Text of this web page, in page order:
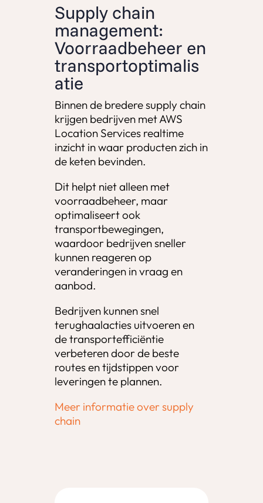
Supply chain
management:
Voorraadbeheer en
transportoptimalis
atie
Binnen de bredere supply chain
krijgen bedrijven met AWS
Location Services realtime
inzicht in waar producten zich in
de keten bevinden.
Dit helpt niet alleen met
voorraadbeheer, maar
optimaliseert ook
transportbewegingen,
waardoor bedrijven sneller
kunnen reageren op
veranderingen in vraag en
aanbod.
Bedrijven kunnen snel
terughaalacties uitvoeren en
de transportefficiëntie
verbeteren door de beste
routes en tijdstippen voor
leveringen te plannen.
Meer informatie over supply
chain